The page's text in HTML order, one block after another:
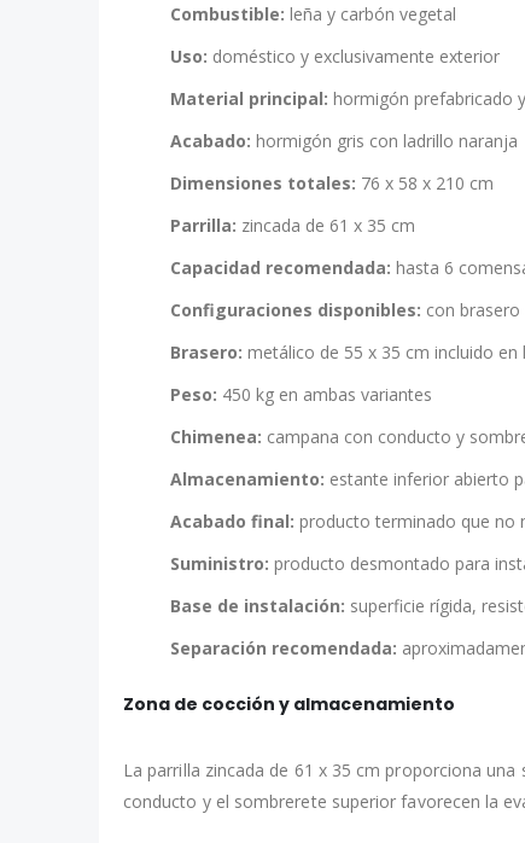
Combustible: leña y carbón vegetal
Uso: doméstico y exclusivamente exterior
Material principal: hormigón prefabricado
Acabado: hormigón gris con ladrillo naranja
Dimensiones totales: 76 x 58 x 210 cm
Parrilla: zincada de 61 x 35 cm
Capacidad recomendada: hasta 6
Configuraciones disponibles: con
Brasero: metálico de 55 x 35 cm incluido en
Peso: 450 kg en ambas variantes
Chimenea: campana con conducto y
Almacenamiento: estante inferior abierto
Acabado final: producto terminado que no
Suministro: producto desmontado para
Base de instalación: superficie rígida,
Separación recomendada:
Zona de cocción y almacenamiento
La parrilla zincada de 61 x 35 cm proporciona
conducto y el sombrerete superior favorecen la